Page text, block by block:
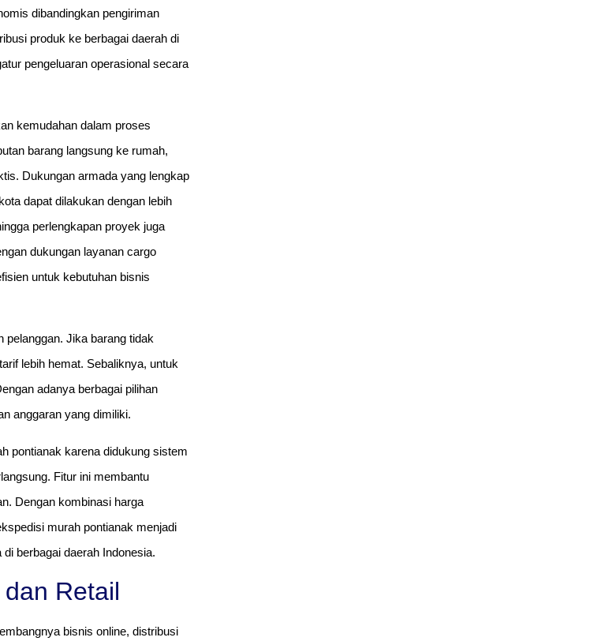
dibandingkan pengiriman
produk ke berbagai daerah di
pengeluaran operasional secara
kemudahan dalam proses
barang langsung ke rumah,
Dukungan armada yang lengkap
dapat dilakukan dengan lebih
perlengkapan proyek juga
dukungan layanan cargo
untuk kebutuhan bisnis
pelanggan. Jika barang tidak
lebih hemat. Sebaliknya, untuk
adanya berbagai pilihan
anggaran yang dimiliki.
pontianak karena didukung sistem
Fitur ini membantu
Dengan kombinasi harga
murah pontianak menjadi
berbagai daerah Indonesia.
Retail
bisnis online, distribusi